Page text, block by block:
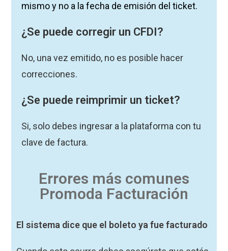
mismo y no a la fecha de emisión del ticket.
¿Se puede corregir un CFDI?
No, una vez emitido, no es posible hacer
correcciones.
¿Se puede reimprimir un ticket?
Si, solo debes ingresar a la plataforma con tu
clave de factura.
Errores más comunes
Promoda Facturación
El sistema dice que el boleto ya fue facturado